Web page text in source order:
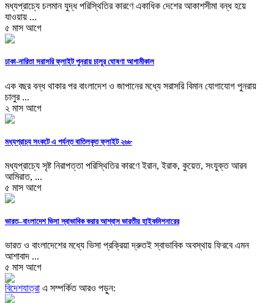
মধ্যপ্রাচ্যে চলমান যুদ্ধ পরিস্থিতির কারণে একাধিক দেশের আকাশসীমা বন্ধ হয়ে
যাওয়ায় ...
৫ মাস আগে
ঢাকা-নারিতা সরাসরি ফ্লাইট পুনরায় চালুর ঘোষণা আগামীকাল
এক বছর বন্ধ থাকার পর বাংলাদেশ ও জাপানের মধ্যে সরাসরি বিমান যোগাযোগ পুনরায়
চালুর ...
২ মাস আগে
মধ্যপ্রাচ্য সংকটে এ পর্যন্ত বাতিলকৃত ফ্লাইট ২৬৮
মধ্যপ্রাচ্যে সৃষ্ট নিরাপত্তা পরিস্থিতির কারণে ইরান, ইরাক, কুয়েত, সংযুক্ত আরব
আমিরাত, ...
৫ মাস আগে
ভারত–বাংলাদেশ ভিসা স্বাভাবিক করার আশ্বাস ভারতীয় হাইকমিশনারের
ভারত ও বাংলাদেশের মধ্যে ভিসা প্রক্রিয়া দ্রুতই স্বাভাবিক অবস্থায় ফিরবে এমন
আশাবাদ ...
৫ মাস আগে
বিদেশযাত্রা এ সম্পর্কিত আরও পড়ুন: